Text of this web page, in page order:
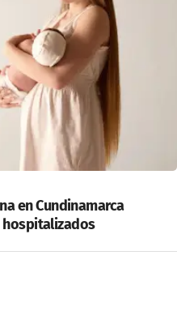
en Cundinamarca
hospitalizados